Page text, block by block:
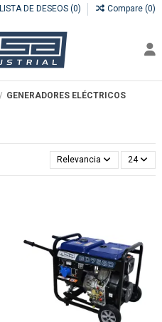
LISTA DE DESEOS (0) Compare (0)
GENERADORES ELÉCTRICOS
Relevancia 24